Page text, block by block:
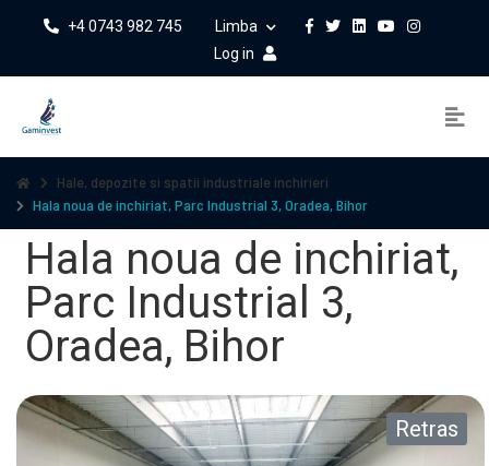
+4 0743 982 745
Limba
Log in
Hale, depozite si spatii industriale inchirieri
Hala noua de inchiriat, Parc Industrial 3, Oradea, Bihor
Hala noua de inchiriat,
Parc Industrial 3,
Oradea, Bihor
Retras